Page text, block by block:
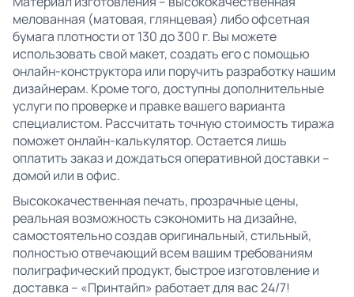
мелованная (матовая, глянцевая) либо офсетная
бумага плотности от 130 до 300 г. Вы можете
использовать свой макет, создать его с помощью
онлайн-конструктора или поручить разработку нашим
дизайнерам. Кроме того, доступны дополнительные
услуги по проверке и правке вашего варианта
специалистом. Рассчитать точную стоимость тиража
поможет онлайн-калькулятор. Остается лишь
оплатить заказ и дождаться оперативной доставки –
домой или в офис.
Высококачественная печать, прозрачные цены,
реальная возможность сэкономить на дизайне,
самостоятельно создав оригинальный, стильный,
полностью отвечающий всем вашим требованиям
полиграфический продукт, быстрое изготовление и
доставка – «Принтайп» работает для вас 24/7!